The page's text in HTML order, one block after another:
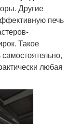
Другие
печь
Такое
любая